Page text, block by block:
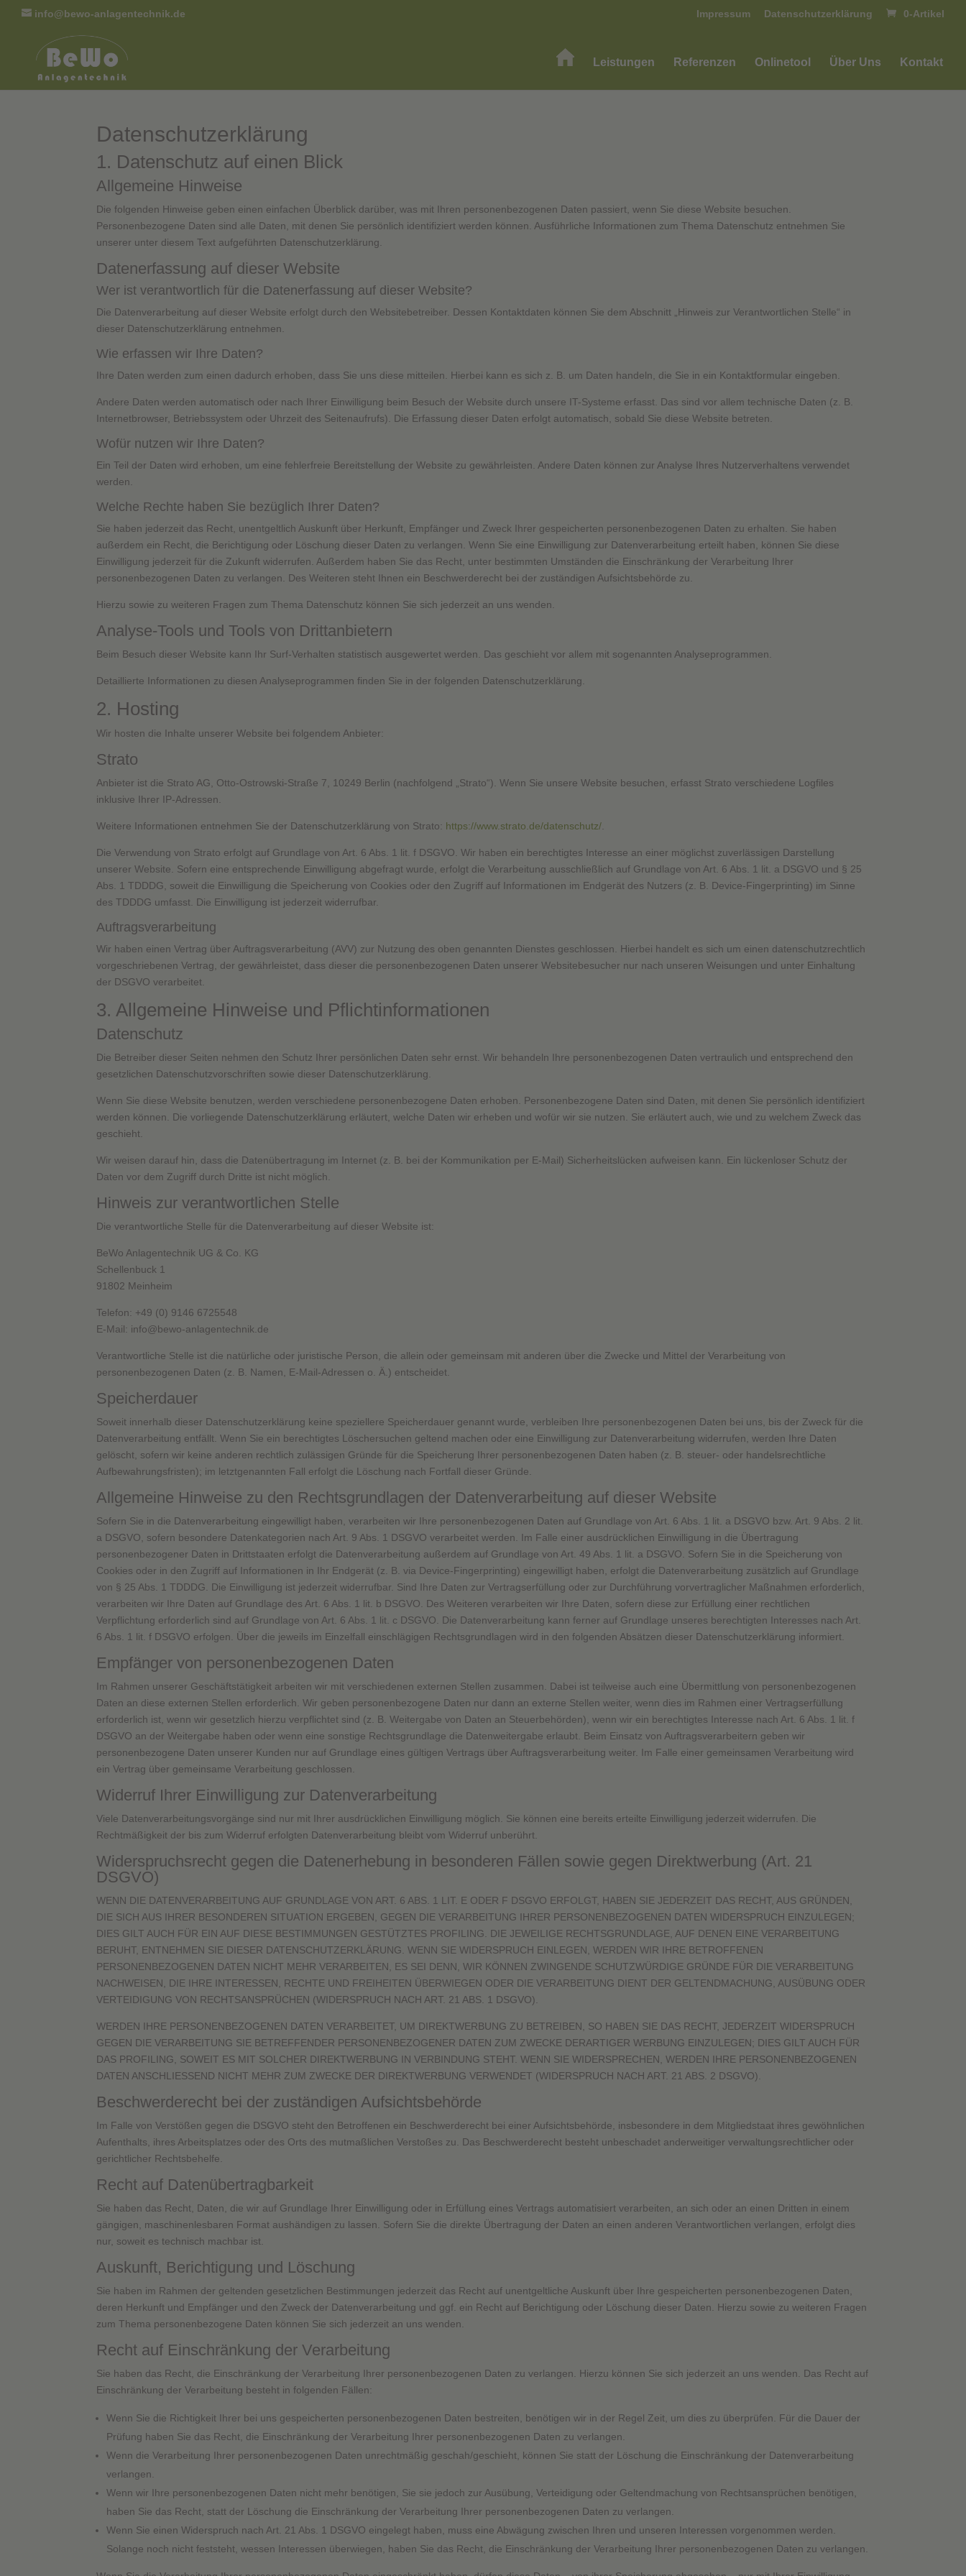
info@bewo-anlagentechnik.de Impressum Datenschutzerklärung 0-Artikel
Leistungen Referenzen Onlinetool Über Uns Kontakt
Datenschutz­erklärung
1. Datenschutz auf einen Blick
Allgemeine Hinweise
Die folgenden Hinweise geben einen einfachen Überblick darüber, was mit Ihren personenbezogenen Daten passiert, wenn Sie diese Website besuchen.
Personenbezogene Daten sind alle Daten, mit denen Sie persönlich identifiziert werden können. Ausführliche Informationen zum Thema Datenschutz entnehmen Sie
unserer unter diesem Text aufgeführten Datenschutzerklärung.
Datenerfassung auf dieser Website
Wer ist verantwortlich für die Datenerfassung auf dieser Website?
Die Datenverarbeitung auf dieser Website erfolgt durch den Websitebetreiber. Dessen Kontaktdaten können Sie dem Abschnitt „Hinweis zur Verantwortlichen Stelle“ in
dieser Datenschutzerklärung entnehmen.
Wie erfassen wir Ihre Daten?
Ihre Daten werden zum einen dadurch erhoben, dass Sie uns diese mitteilen. Hierbei kann es sich z. B. um Daten handeln, die Sie in ein Kontaktformular eingeben.
Andere Daten werden automatisch oder nach Ihrer Einwilligung beim Besuch der Website durch unsere IT-Systeme erfasst. Das sind vor allem technische Daten (z. B.
Internetbrowser, Betriebssystem oder Uhrzeit des Seitenaufrufs). Die Erfassung dieser Daten erfolgt automatisch, sobald Sie diese Website betreten.
Wofür nutzen wir Ihre Daten?
Ein Teil der Daten wird erhoben, um eine fehlerfreie Bereitstellung der Website zu gewährleisten. Andere Daten können zur Analyse Ihres Nutzerverhaltens verwendet
werden.
Welche Rechte haben Sie bezüglich Ihrer Daten?
Sie haben jederzeit das Recht, unentgeltlich Auskunft über Herkunft, Empfänger und Zweck Ihrer gespeicherten personenbezogenen Daten zu erhalten. Sie haben
außerdem ein Recht, die Berichtigung oder Löschung dieser Daten zu verlangen. Wenn Sie eine Einwilligung zur Datenverarbeitung erteilt haben, können Sie diese
Einwilligung jederzeit für die Zukunft widerrufen. Außerdem haben Sie das Recht, unter bestimmten Umständen die Einschränkung der Verarbeitung Ihrer
personenbezogenen Daten zu verlangen. Des Weiteren steht Ihnen ein Beschwerderecht bei der zuständigen Aufsichtsbehörde zu.
Hierzu sowie zu weiteren Fragen zum Thema Datenschutz können Sie sich jederzeit an uns wenden.
Analyse-Tools und Tools von Dritt­anbietern
Beim Besuch dieser Website kann Ihr Surf-Verhalten statistisch ausgewertet werden. Das geschieht vor allem mit sogenannten Analyseprogrammen.
Detaillierte Informationen zu diesen Analyseprogrammen finden Sie in der folgenden Datenschutzerklärung.
2. Hosting
Wir hosten die Inhalte unserer Website bei folgendem Anbieter:
Strato
Anbieter ist die Strato AG, Otto-Ostrowski-Straße 7, 10249 Berlin (nachfolgend „Strato“). Wenn Sie unsere Website besuchen, erfasst Strato verschiedene Logfiles
inklusive Ihrer IP-Adressen.
Weitere Informationen entnehmen Sie der Datenschutzerklärung von Strato: https://www.strato.de/datenschutz/
Die Verwendung von Strato erfolgt auf Grundlage von Art. 6 Abs. 1 lit. f DSGVO. Wir haben ein berechtigtes Interesse an einer möglichst zuverlässigen Darstellung
unserer Website. Sofern eine entsprechende Einwilligung abgefragt wurde, erfolgt die Verarbeitung ausschließlich auf Grundlage von Art. 6 Abs. 1 lit. a DSGVO und § 25
Abs. 1 TDDDG, soweit die Einwilligung die Speicherung von Cookies oder den Zugriff auf Informationen im Endgerät des Nutzers (z. B. Device-Fingerprinting) im Sinne
des TDDDG umfasst. Die Einwilligung ist jederzeit widerrufbar.
Auftragsverarbeitung
Wir haben einen Vertrag über Auftragsverarbeitung (AVV) zur Nutzung des oben genannten Dienstes geschlossen. Hierbei handelt es sich um einen datenschutzrechtlich
vorgeschriebenen Vertrag, der gewährleistet, dass dieser die personenbezogenen Daten unserer Websitebesucher nur nach unseren Weisungen und unter Einhaltung
der DSGVO verarbeitet.
3. Allgemeine Hinweise und Pflicht­informationen
Datenschutz
Die Betreiber dieser Seiten nehmen den Schutz Ihrer persönlichen Daten sehr ernst. Wir behandeln Ihre personenbezogenen Daten vertraulich und entsprechend den
gesetzlichen Datenschutzvorschriften sowie dieser Datenschutzerklärung.
Wenn Sie diese Website benutzen, werden verschiedene personenbezogene Daten erhoben. Personenbezogene Daten sind Daten, mit denen Sie persönlich identifiziert
werden können. Die vorliegende Datenschutzerklärung erläutert, welche Daten wir erheben und wofür wir sie nutzen. Sie erläutert auch, wie und zu welchem Zweck das
geschieht.
Wir weisen darauf hin, dass die Datenübertragung im Internet (z. B. bei der Kommunikation per E-Mail) Sicherheitslücken aufweisen kann. Ein lückenloser Schutz der
Daten vor dem Zugriff durch Dritte ist nicht möglich.
Hinweis zur verantwortlichen Stelle
Die verantwortliche Stelle für die Datenverarbeitung auf dieser Website ist:
BeWo Anlagentechnik UG & Co. KG
Schellenbuck 1
91802 Meinheim
Telefon: +49 (0) 9146 6725548
E-Mail: info@bewo-anlagentechnik.de
Verantwortliche Stelle ist die natürliche oder juristische Person, die allein oder gemeinsam mit anderen über die Zwecke und Mittel der Verarbeitung von
personenbezogenen Daten (z. B. Namen, E-Mail-Adressen o. Ä.) entscheidet.
Speicherdauer
Soweit innerhalb dieser Datenschutzerklärung keine speziellere Speicherdauer genannt wurde, verbleiben Ihre personenbezogenen Daten bei uns, bis der Zweck für die
Datenverarbeitung entfällt. Wenn Sie ein berechtigtes Löschersuchen geltend machen oder eine Einwilligung zur Datenverarbeitung widerrufen, werden Ihre Daten
gelöscht, sofern wir keine anderen rechtlich zulässigen Gründe für die Speicherung Ihrer personenbezogenen Daten haben (z. B. steuer- oder handelsrechtliche
Aufbewahrungsfristen); im letztgenannten Fall erfolgt die Löschung nach Fortfall dieser Gründe.
Allgemeine Hinweise zu den Rechtsgrundlagen der Datenverarbeitung auf dieser Website
Sofern Sie in die Datenverarbeitung eingewilligt haben, verarbeiten wir Ihre personenbezogenen Daten auf Grundlage von Art. 6 Abs. 1 lit. a DSGVO bzw. Art. 9 Abs. 2 lit.
a DSGVO, sofern besondere Datenkategorien nach Art. 9 Abs. 1 DSGVO verarbeitet werden. Im Falle einer ausdrücklichen Einwilligung in die Übertragung
personenbezogener Daten in Drittstaaten erfolgt die Datenverarbeitung außerdem auf Grundlage von Art. 49 Abs. 1 lit. a DSGVO. Sofern Sie in die Speicherung von
Cookies oder in den Zugriff auf Informationen in Ihr Endgerät (z. B. via Device-Fingerprinting) eingewilligt haben, erfolgt die Datenverarbeitung zusätzlich auf Grundlage
von § 25 Abs. 1 TDDDG. Die Einwilligung ist jederzeit widerrufbar. Sind Ihre Daten zur Vertragserfüllung oder zur Durchführung vorvertraglicher Maßnahmen erforderlich,
verarbeiten wir Ihre Daten auf Grundlage des Art. 6 Abs. 1 lit. b DSGVO. Des Weiteren verarbeiten wir Ihre Daten, sofern diese zur Erfüllung einer rechtlichen
Verpflichtung erforderlich sind auf Grundlage von Art. 6 Abs. 1 lit. c DSGVO. Die Datenverarbeitung kann ferner auf Grundlage unseres berechtigten Interesses nach Art.
6 Abs. 1 lit. f DSGVO erfolgen. Über die jeweils im Einzelfall einschlägigen Rechtsgrundlagen wird in den folgenden Absätzen dieser Datenschutzerklärung informiert.
Empfänger von personenbezogenen Daten
Im Rahmen unserer Geschäftstätigkeit arbeiten wir mit verschiedenen externen Stellen zusammen. Dabei ist teilweise auch eine Übermittlung von personenbezogenen
Daten an diese externen Stellen erforderlich. Wir geben personenbezogene Daten nur dann an externe Stellen weiter, wenn dies im Rahmen einer Vertragserfüllung
erforderlich ist, wenn wir gesetzlich hierzu verpflichtet sind (z. B. Weitergabe von Daten an Steuerbehörden), wenn wir ein berechtigtes Interesse nach Art. 6 Abs. 1 lit. f
DSGVO an der Weitergabe haben oder wenn eine sonstige Rechtsgrundlage die Datenweitergabe erlaubt. Beim Einsatz von Auftragsverarbeitern geben wir
personenbezogene Daten unserer Kunden nur auf Grundlage eines gültigen Vertrags über Auftragsverarbeitung weiter. Im Falle einer gemeinsamen Verarbeitung wird
ein Vertrag über gemeinsame Verarbeitung geschlossen.
Widerruf Ihrer Einwilligung zur Datenverarbeitung
Viele Datenverarbeitungsvorgänge sind nur mit Ihrer ausdrücklichen Einwilligung möglich. Sie können eine bereits erteilte Einwilligung jederzeit widerrufen. Die
Rechtmäßigkeit der bis zum Widerruf erfolgten Datenverarbeitung bleibt vom Widerruf unberührt.
Widerspruchsrecht gegen die Datenerhebung in besonderen Fällen sowie gegen Direktwerbung (Art. 21
DSGVO)
WENN DIE DATENVERARBEITUNG AUF GRUNDLAGE VON ART. 6 ABS. 1 LIT. E ODER F DSGVO ERFOLGT, HABEN SIE JEDERZEIT DAS RECHT, AUS GRÜNDEN,
DIE SICH AUS IHRER BESONDEREN SITUATION ERGEBEN, GEGEN DIE VERARBEITUNG IHRER PERSONENBEZOGENEN DATEN WIDERSPRUCH EINZULEGEN;
DIES GILT AUCH FÜR EIN AUF DIESE BESTIMMUNGEN GESTÜTZTES PROFILING. DIE JEWEILIGE RECHTSGRUNDLAGE, AUF DENEN EINE VERARBEITUNG
BERUHT, ENTNEHMEN SIE DIESER DATENSCHUTZERKLÄRUNG. WENN SIE WIDERSPRUCH EINLEGEN, WERDEN WIR IHRE BETROFFENEN
PERSONENBEZOGENEN DATEN NICHT MEHR VERARBEITEN, ES SEI DENN, WIR KÖNNEN ZWINGENDE SCHUTZWÜRDIGE GRÜNDE FÜR DIE VERARBEITUNG
NACHWEISEN, DIE IHRE INTERESSEN, RECHTE UND FREIHEITEN ÜBERWIEGEN ODER DIE VERARBEITUNG DIENT DER GELTENDMACHUNG, AUSÜBUNG ODER
VERTEIDIGUNG VON RECHTSANSPRÜCHEN (WIDERSPRUCH NACH ART. 21 ABS. 1 DSGVO).
WERDEN IHRE PERSONENBEZOGENEN DATEN VERARBEITET, UM DIREKTWERBUNG ZU BETREIBEN, SO HABEN SIE DAS RECHT, JEDERZEIT WIDERSPRUCH
GEGEN DIE VERARBEITUNG SIE BETREFFENDER PERSONENBEZOGENER DATEN ZUM ZWECKE DERARTIGER WERBUNG EINZULEGEN; DIES GILT AUCH FÜR
DAS PROFILING, SOWEIT ES MIT SOLCHER DIREKTWERBUNG IN VERBINDUNG STEHT. WENN SIE WIDERSPRECHEN, WERDEN IHRE PERSONENBEZOGENEN
DATEN ANSCHLIESSEND NICHT MEHR ZUM ZWECKE DER DIREKTWERBUNG VERWENDET (WIDERSPRUCH NACH ART. 21 ABS. 2 DSGVO).
Beschwerde­recht bei der zuständigen Aufsichts­behörde
Im Falle von Verstößen gegen die DSGVO steht den Betroffenen ein Beschwerderecht bei einer Aufsichtsbehörde, insbesondere in dem Mitgliedstaat ihres gewöhnlichen
Aufenthalts, ihres Arbeitsplatzes oder des Orts des mutmaßlichen Verstoßes zu. Das Beschwerderecht besteht unbeschadet anderweitiger verwaltungsrechtlicher oder
gerichtlicher Rechtsbehelfe.
Recht auf Daten­übertrag­barkeit
Sie haben das Recht, Daten, die wir auf Grundlage Ihrer Einwilligung oder in Erfüllung eines Vertrags automatisiert verarbeiten, an sich oder an einen Dritten in einem
gängigen, maschinenlesbaren Format aushändigen zu lassen. Sofern Sie die direkte Übertragung der Daten an einen anderen Verantwortlichen verlangen, erfolgt dies
nur, soweit es technisch machbar ist.
Auskunft, Berichtigung und Löschung
Sie haben im Rahmen der geltenden gesetzlichen Bestimmungen jederzeit das Recht auf unentgeltliche Auskunft über Ihre gespeicherten personenbezogenen Daten,
deren Herkunft und Empfänger und den Zweck der Datenverarbeitung und ggf. ein Recht auf Berichtigung oder Löschung dieser Daten. Hierzu sowie zu weiteren Fragen
zum Thema personenbezogene Daten können Sie sich jederzeit an uns wenden.
Recht auf Einschränkung der Verarbeitung
Sie haben das Recht, die Einschränkung der Verarbeitung Ihrer personenbezogenen Daten zu verlangen. Hierzu können Sie sich jederzeit an uns wenden. Das Recht auf
Einschränkung der Verarbeitung besteht in folgenden Fällen:
Wenn Sie die Richtigkeit Ihrer bei uns gespeicherten personenbezogenen Daten bestreiten, benötigen wir in der Regel Zeit, um dies zu überprüfen. Für die Dauer der
Prüfung haben Sie das Recht, die Einschränkung der Verarbeitung Ihrer personenbezogenen Daten zu verlangen.
Wenn die Verarbeitung Ihrer personenbezogenen Daten unrechtmäßig geschah/geschieht, können Sie statt der Löschung die Einschränkung der Datenverarbeitung
verlangen.
Wenn wir Ihre personenbezogenen Daten nicht mehr benötigen, Sie sie jedoch zur Ausübung, Verteidigung oder Geltendmachung von Rechtsansprüchen benötigen,
haben Sie das Recht, statt der Löschung die Einschränkung der Verarbeitung Ihrer personenbezogenen Daten zu verlangen.
Wenn Sie einen Widerspruch nach Art. 21 Abs. 1 DSGVO eingelegt haben, muss eine Abwägung zwischen Ihren und unseren Interessen vorgenommen werden.
Solange noch nicht feststeht, wessen Interessen überwiegen, haben Sie das Recht, die Einschränkung der Verarbeitung Ihrer personenbezogenen Daten zu verlangen.